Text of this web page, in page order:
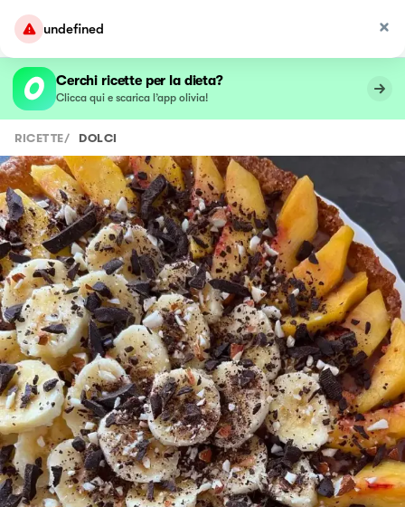
undefined
Cerchi ricette per la dieta?
Clicca qui e scarica l’app olivia!
RICETTE/ DOLCI